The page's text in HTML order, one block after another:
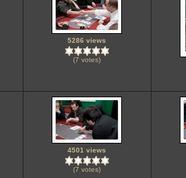
5286 views
(7 votes)
4501 views
(7 votes)